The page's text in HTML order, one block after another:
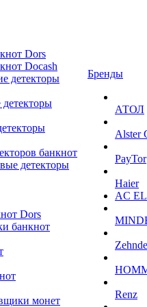
Dors
Docash
детекторы
банкнот
детекторы
Dors
банкнот
монет
Бренды
АТОЛ
Alster
PayTor
Haier
AC
Renz